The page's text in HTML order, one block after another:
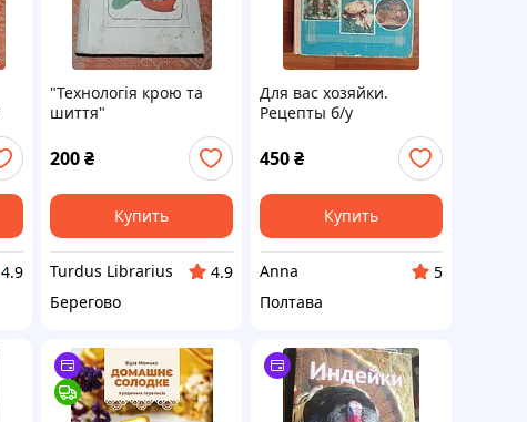
4.9
"Технологія крою та
шиття"
200₴
Купить
Turdus Librarius
4.9
Берегово
Для вас хозяйки.
Рецепты б/у
450₴
Купить
Anna
5
Полтава